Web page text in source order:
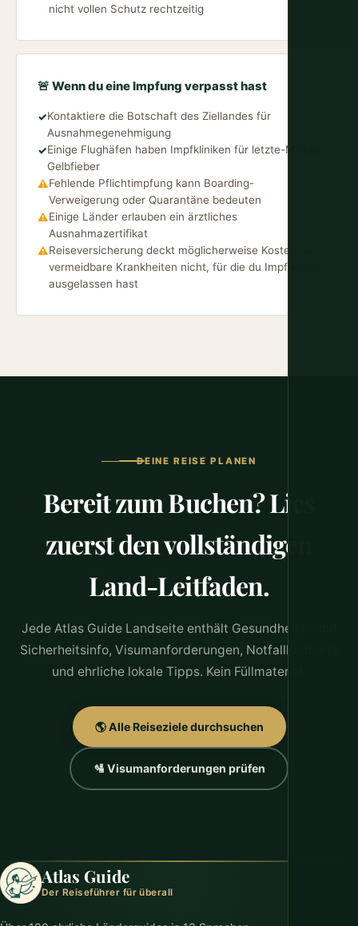
nicht vollen Schutz rechtzeitig
🚨 Wenn du eine Impfung verpasst hast
✓Kontaktiere die Botschaft des Ziellandes für
Ausnahmegenehmigung
✓Einige Flughäfen haben Impfkliniken für letzte-Minute
Gelbfieber
⚠Fehlende Pflichtimpfung kann Boarding-
Verweigerung oder Quarantäne bedeuten
⚠Einige Länder erlauben ein ärztliches
Ausnahmazertifikat
⚠Reiseversicherung deckt möglicherweise Kosten für
vermeidbare Krankheiten nicht, für die du Impfungen
ausgelassen hast
DEINE REISE PLANEN
Bereit zum Buchen? Lies
zuerst den vollständigen
Land-Leitfaden.
Jede Atlas Guide Landseite enthält Gesundheits- und
Sicherheitsinfo, Visumanforderungen, Notfallkontakte
und ehrliche lokale Tipps. Kein Füllmaterial.
🌎 Alle Reiseziele durchsuchen
🛂 Visumanforderungen prüfen
Atlas Guide
Der Reiseführer für überall